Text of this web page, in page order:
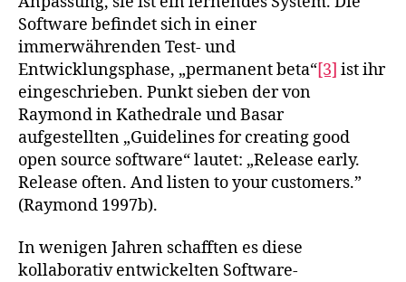
Software befindet sich in einer
immerwährenden Test- und
Entwicklungsphase, „permanent beta“[3] ist ihr
eingeschrieben. Punkt sieben der von
Raymond in Kathedrale und Basar
aufgestellten „Guidelines for creating good
open source software“ lautet: „Release early.
Release often. And listen to your customers.”
(Raymond 1997b).
In wenigen Jahren schafften es diese
kollaborativ entwickelten Software-